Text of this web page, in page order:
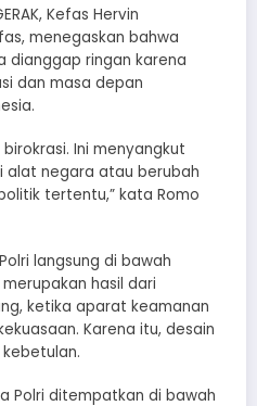
Kefas Hervin
menegaskan bahwa
dianggap ringan karena
dan masa depan
Ini menyangkut
alat negara atau berubah
tertentu,” kata Romo
langsung di bawah
hasil dari
ketika aparat keamanan
Karena itu, desain
Polri ditempatkan di bawah